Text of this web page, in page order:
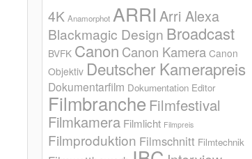
4K Anamorphot ARRI Arri Alexa
Blackmagic Design Broadcast
BVFK Canon Canon Kamera Canon
Objektiv Deutscher Kamerapreis
Dokumentarfilm Dokumentation Editor
Filmbranche Filmfestival
Filmkamera Filmlicht Filmpreis
Filmproduktion Filmschnitt Filmtechnik